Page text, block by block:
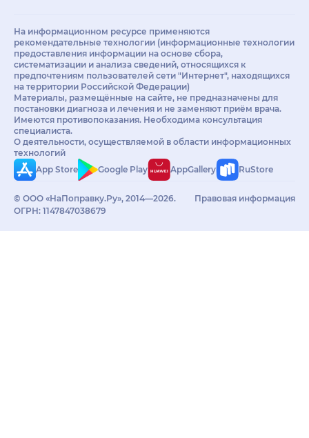
На информационном ресурсе применяются
рекомендательные технологии (информационные технологии
предоставления информации на основе сбора,
систематизации и анализа сведений, относящихся к
предпочтениям пользователей сети "Интернет", находящихся
на территории Российской Федерации)
Материалы, размещённые на сайте, не предназначены для
постановки диагноза и лечения и не заменяют приём врача.
Имеются противопоказания. Необходима консультация
специалиста.
О деятельности, осуществляемой в области информационных
технологий
App Store
Google Play AppGallery RuStore
© ООО «НаПоправку.Ру», 2014—2026.
ОГРН: 1147847038679
Правовая информация